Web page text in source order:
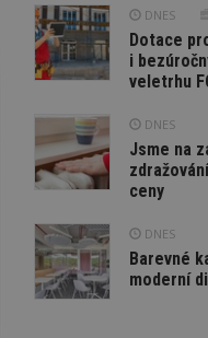
DNES
Dotace
i
veletrhu
DNES
Jsme na
ceny
DNES
Barevné
moderní